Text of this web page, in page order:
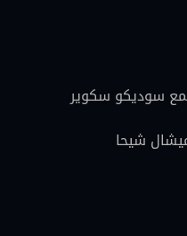
سوديكو سكوير
شيحا